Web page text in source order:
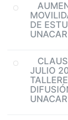
DE
UNACAR
JULIO
UNACAR